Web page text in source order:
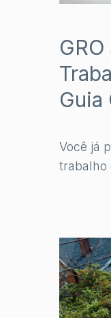
Você já
trabalho